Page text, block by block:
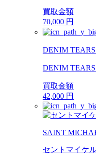
買取金額
70,000 円
DENIM
DENIM
買取金額
42,000 円
SAINT
セントマイケ